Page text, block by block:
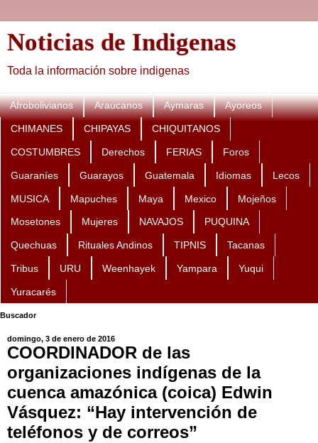
Noticias de Indigenas
Toda la información sobre indigenas
Afrobolivianos Araucanos Aymaras Ayoreos
CHIMANES CHIPAYAS CHIQUITANOS
COSTUMBRES Derechos FERIAS Foros
Guaraníes Guarayos Guatemala Idiomas Lecos
MUSICA Mapuches Maya Mexico Mojeños
Mosetones Mujeres NAVAJOS PUQUINA
Quechuas Rituales Andinos TIPNIS Tacanas
Tribus URU Weenhayek Yampara Yuqui
Yuracarés
Buscador
domingo, 3 de enero de 2016
COORDINADOR de las
organizaciones indígenas de la
cuenca amazónica (coica) Edwin
Vásquez: “Hay intervención de
teléfonos y de correos”